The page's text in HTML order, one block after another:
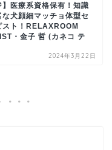
】医療系資格保有！知識
な犬顔細マッチョ体型セ
スト！RELAXROOM
・金子 哲 (カネコ テ
2024年3月22日